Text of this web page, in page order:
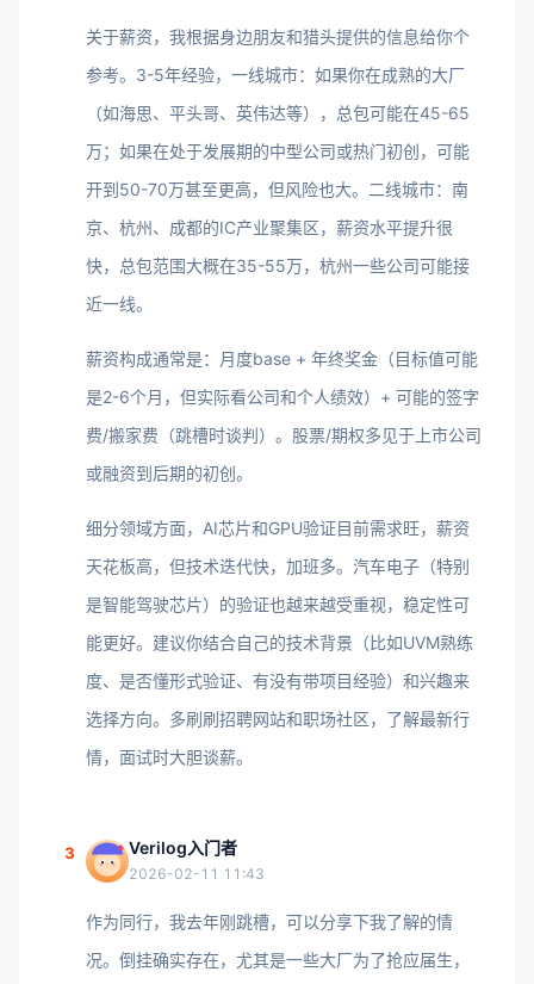
关于薪资，我根据身边朋友和猎头提供的信息给你个
参考。3-5年经验，一线城市：如果你在成熟的大厂
（如海思、平头哥、英伟达等），总包可能在45-65
万；如果在处于发展期的中型公司或热门初创，可能
开到50-70万甚至更高，但风险也大。二线城市：南
京、杭州、成都的IC产业聚集区，薪资水平提升很
快，总包范围大概在35-55万，杭州一些公司可能接
近一线。
薪资构成通常是：月度base + 年终奖金（目标值可能
是2-6个月，但实际看公司和个人绩效）+ 可能的签字
费/搬家费（跳槽时谈判）。股票/期权多见于上市公司
或融资到后期的初创。
细分领域方面，AI芯片和GPU验证目前需求旺，薪资
天花板高，但技术迭代快，加班多。汽车电子（特别
是智能驾驶芯片）的验证也越来越受重视，稳定性可
能更好。建议你结合自己的技术背景（比如UVM熟练
度、是否懂形式验证、有没有带项目经验）和兴趣来
选择方向。多刷刷招聘网站和职场社区，了解最新行
情，面试时大胆谈薪。
3 Verilog入门者
2026-02-11 11:43
作为同行，我去年刚跳槽，可以分享下我了解的情
况。倒挂确实存在，尤其是一些大厂为了抢应届生，